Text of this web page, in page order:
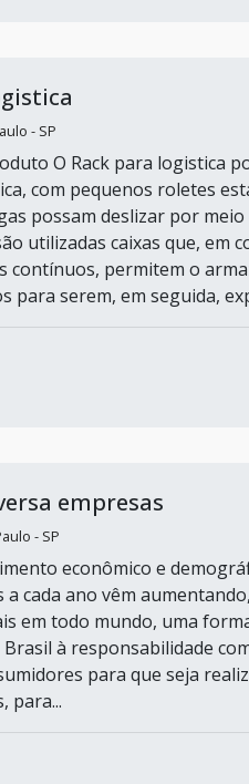
- SP
O Rack para logistica
com pequenos roletes
possam deslizar por
utilizadas caixas que, em
contínuos, permitem o
para serem, em seguida,
empresas
- SP
econômico e
a cada ano vêm
em todo mundo, uma
à responsabilidade
para que seja
para...